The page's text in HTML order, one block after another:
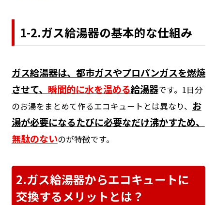
1-2.ガス給湯器の基本的な仕組み
ガス給湯器は、都市ガスやプロパンガスを燃焼
させて、 瞬間的に水を温める給湯器です。1日分
のお湯をまとめて作るエコキュートとは異なり、 お
湯が必要になるたびに必要なだけ沸かすため、
無駄のないのが特徴です。
2.ガス給湯器からエコキュートに
交換するメリットとは？